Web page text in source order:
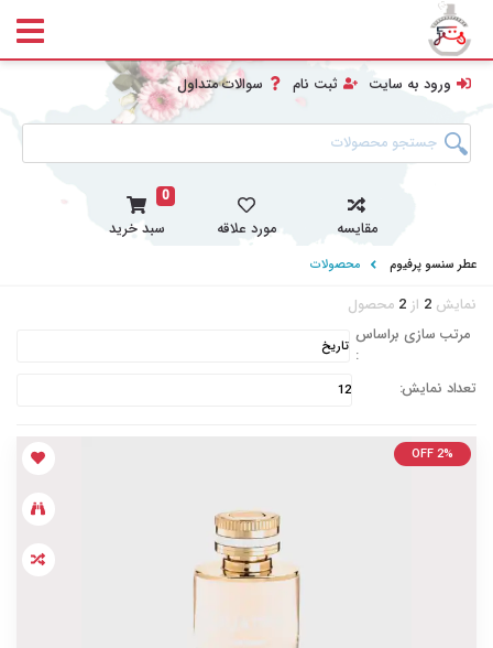
ورود به سایت ثبت نام سوالات متداول
مقایسه مورد علاقه
0
سبد خرید
عطر سنسو پرفیوم محصولات
نمایش 2 از 2 محصول
مرتب سازی براساس
:
تعداد نمایش:
OFF 2%